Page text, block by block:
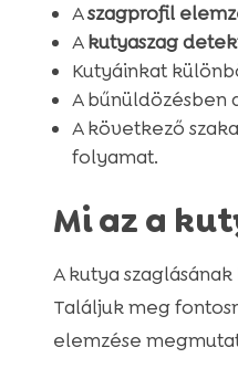
Aszagprofil
Akutyaszag
Kutyáinkat
A bűnüldözésben
A következő
folyamat.
Mi az a
A kutya
Találjuk meg
elemzése